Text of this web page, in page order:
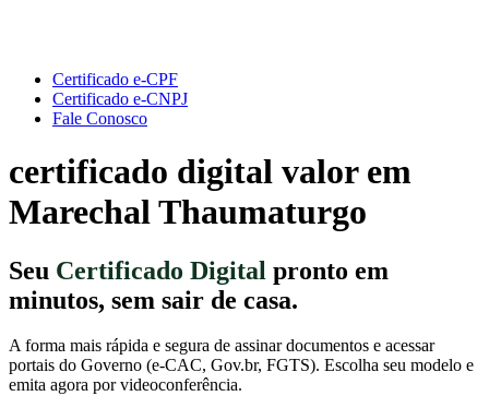
Certificado e-CPF
Certificado e-CNPJ
Fale Conosco
certificado digital valor em
Marechal Thaumaturgo
Seu Certificado Digital pronto em
minutos, sem sair de casa.
A forma mais rápida e segura de assinar documentos e acessar
portais do Governo (e-CAC, Gov.br, FGTS). Escolha seu modelo e
emita agora por videoconferência.